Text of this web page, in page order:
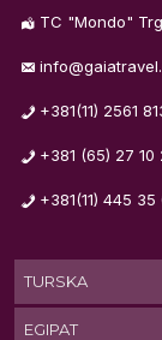
TC "Mondo"
+381(11) 2561
+381 (65) 27 10
+381(11) 445 35
TURSKA
EGIPAT